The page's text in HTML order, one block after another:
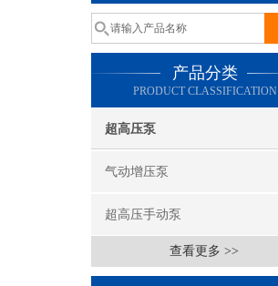
产品分类
PRODUCT CLASSIFICATION
超高压泵
气动增压泵
超高压手动泵
查看更多 >>